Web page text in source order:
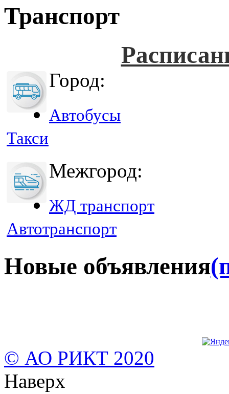
Транспорт
Город:
Автобусы
Такси
Межгород:
ЖД транспорт
Автотранспорт
Новые объявления
© АО РИКТ 2020
Наверх